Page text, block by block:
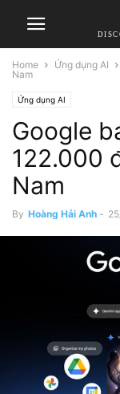
Home Ứng dụng AI
Nam
Ứng dụng AI
Google
122.000
Nam
By Hoàng Hải Anh -